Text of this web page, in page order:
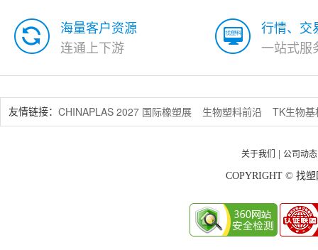
海量客户资源
连通上下游
行情、交
一站式服
友情链接： CHINAPLAS 2027 国际橡塑展 生物塑料前沿 TK生物
关于我们 公司动态
COPYRIGHT © 找塑